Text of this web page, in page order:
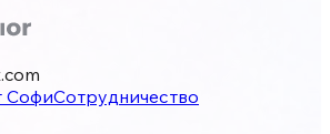
СофиСотрудничество